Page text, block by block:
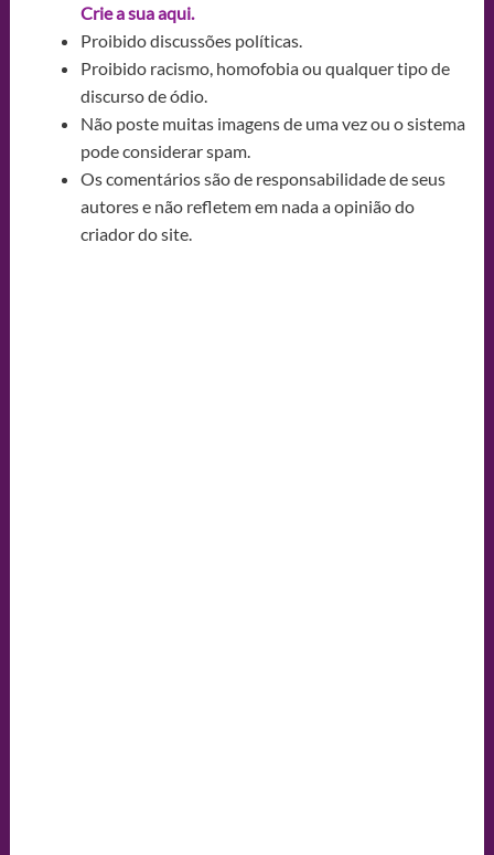
Crie a sua aqui.
Proibido discussões políticas.
Proibido racismo, homofobia ou qualquer tipo de
discurso de ódio.
Não poste muitas imagens de uma vez ou o sistema
pode considerar spam.
Os comentários são de responsabilidade de seus
autores e não refletem em nada a opinião do
criador do site.